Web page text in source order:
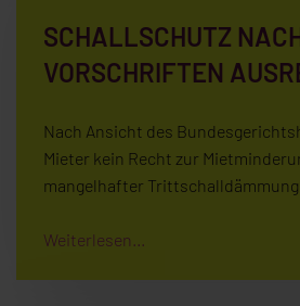
SCHALLSCHUTZ
VORSCHRIFTEN
Nach Ansicht des
Mieter kein Recht zur
mangelhafter
Weiterlesen...